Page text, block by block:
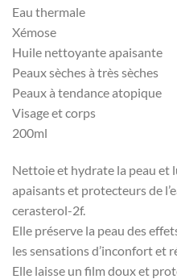
Eau thermale
Xémose
Huile nettoyante apaisante
Peaux sèches à très sèches
Peaux à tendance atopique
Visage et corps
200ml
Nettoie et hydrate la peau et
apaisants et protecteurs de
cerasterol-2f.
Elle préserve la peau des
les sensations d’inconfort et
Elle laisse un film doux et